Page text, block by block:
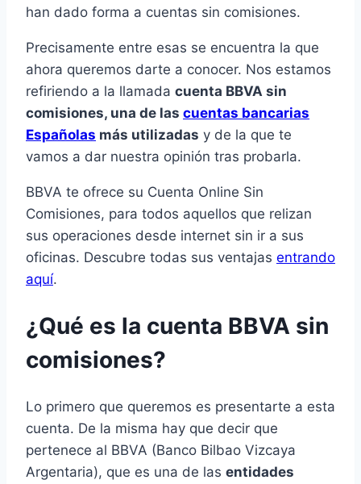
han dado forma a cuentas sin comisiones.
Precisamente entre esas se encuentra la que
ahora queremos darte a conocer. Nos estamos
refiriendo a la llamada cuenta BBVA sin
comisiones, una de las cuentas bancarias
Españolas más utilizadas y de la que te
vamos a dar nuestra opinión tras probarla.
BBVA te ofrece su Cuenta Online Sin
Comisiones, para todos aquellos que relizan
sus operaciones desde internet sin ir a sus
oficinas. Descubre todas sus ventajas entrando
aquí.
¿Qué es la cuenta BBVA sin
comisiones?
Lo primero que queremos es presentarte a esta
cuenta. De la misma hay que decir que
pertenece al BBVA (Banco Bilbao Vizcaya
Argentaria), que es una de las entidades